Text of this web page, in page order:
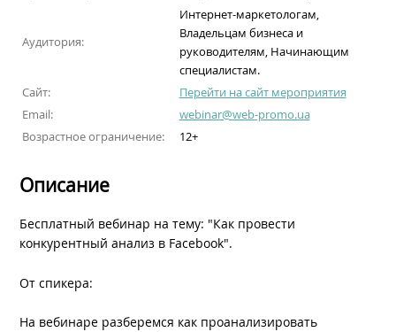
Аудитория:
Интернет-маркетологам,
Владельцам бизнеса и
руководителям, Начинающим
специалистам.
Сайт:
Перейти на сайт мероприятия
Email:
webinar@web-promo.ua
Возрастное ограничение:
12+
Описание
​Бесплатный вебинар на тему: "Как провести
конкурентный анализ в Facebook".
От спикера:
На вебинаре разберемся как проанализировать